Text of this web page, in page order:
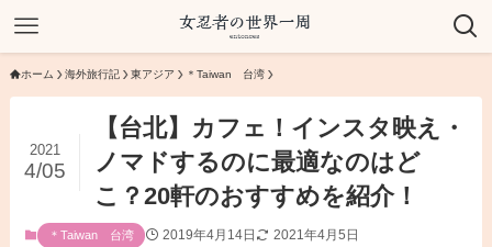
ホーム 海外旅行記 東アジア ＊Taiwan 台湾
【台北】カフェ！インスタ映え・
ノマドするのに最適なのはど
こ？20軒のおすすめを紹介！
2021
4/05
＊Taiwan 台湾 2019年4月14日 2021年4月5日